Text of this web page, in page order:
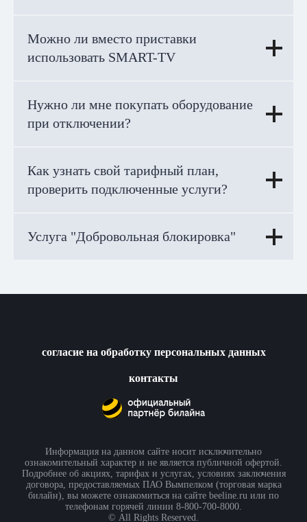
Можно ли вместо приставки
использовать SMART-TV
Нужно ли мне покупать оборудование
при отключении?
Как узнать свой тарифный план,
проверить подключенные услуги?
Услуга "Добровольная блокировка"
согласие на обработку персональных данных
контакты
Информация на данном сайте носит исключительно
ознакомительный характер и не является публичной офертой.
Подробнее об акциях, тарифах и услугах, условиях заключения
договора, предоставляемых ПАО Вымпелком (торговая марка
билайн), вы можете ознакомиться на сайте beeline.ru или по
телефонам горячей линии 8-800-700-8000.
© All Rights Reserved.